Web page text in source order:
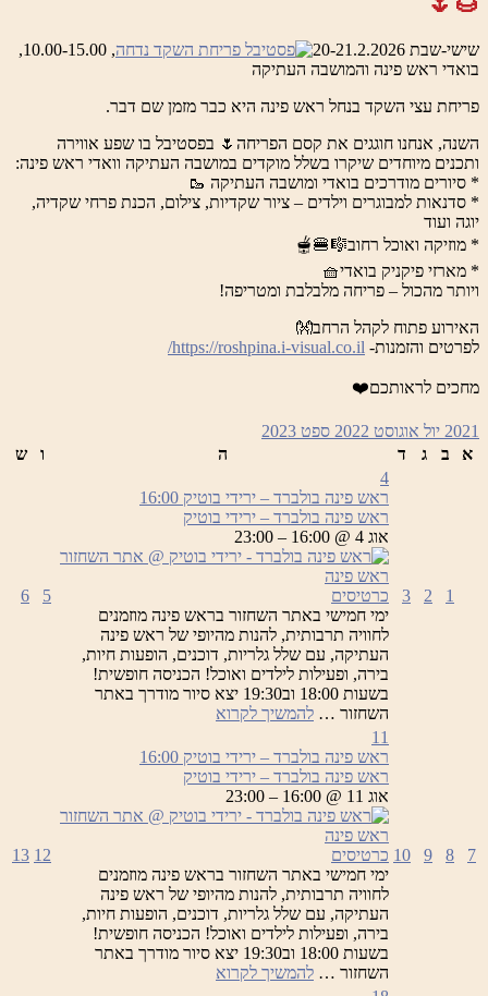
שישי-שבת 20-21.2.2026
, 10.00-15.00,
בואדי ראש פינה והמושבה העתיקה
פריחת עצי השקד בנחל ראש פינה היא כבר מזמן שם דבר.
השנה, אנחנו חוגגים את קסם הפריחה🌷 בפסטיבל בו שפע אווירה
ותכנים מיוחדים שיקרו בשלל מוקדים במושבה העתיקה וואדי ראש פינה:
* סיורים מודרכים בואדי ומושבה העתיקה 🥾
* סדנאות למבוגרים וילדים – ציור שקדיות, צילום, הכנת פרחי שקדיה,
יוגה ועוד
* מוזיקה ואוכל רחוב🎼🍔🫕
* מארזי פיקניק בואדי🧺
ויותר מהכול – פריחה מלבלבת ומטריפה!
האירוע פתוח לקהל הרחב👐
לפרטים והזמנות- https://roshpina.i-visual.co.il/
מחכים לראותכם❤️
2021 יול אוגוסט 2022 ספט 2023
א
ב ג ד ה ו ש
1
2
3
4
ראש פינה בולברד – ירידי בוטיק 16:00
ראש פינה בולברד – ירידי בוטיק
אוג 4 @ 16:00 – 23:00
כרטיסים
ימי חמישי באתר השחזור בראש פינה מוזמנים
לחוויה תרבותית, להנות מהיופי של ראש פינה
העתיקה, עם שלל גלריות, דוכנים, הופעות חיות,
בירה, ופעילות לילדים ואוכל! הכניסה חופשית!
בשעות 18:00 וב19:30 יצא סיור מודרך באתר
השחזור … להמשיך לקרוא
בולברד
–
ירידי
בוטיק
5
6
7
8
9
10
11
ראש פינה בולברד – ירידי בוטיק 16:00
ראש פינה בולברד – ירידי בוטיק
אוג 11 @ 16:00 – 23:00
כרטיסים
ימי חמישי באתר השחזור בראש פינה מוזמנים
לחוויה תרבותית, להנות מהיופי של ראש פינה
העתיקה, עם שלל גלריות, דוכנים, הופעות חיות,
בירה, ופעילות לילדים ואוכל! הכניסה חופשית!
בשעות 18:00 וב19:30 יצא סיור מודרך באתר
השחזור … להמשיך לקרוא
12
13